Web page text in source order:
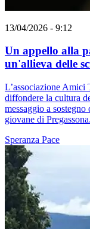
13/04/2026 - 9:12
Un appello alla
un'allieva delle
L’associazione
diffondere la cultura
messaggio a sostegno
giovane di Pregassona.
Speranza Pace